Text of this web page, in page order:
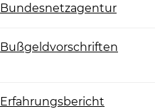
Bundesnetzagentur
Bußgeldvorschriften
Erfahrungsbericht